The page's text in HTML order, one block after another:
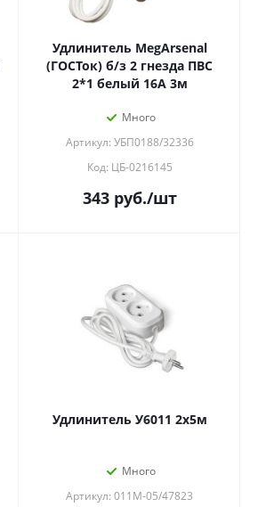
Удлинитель MegArsenal
(ГОСТок) б/з 2 гнезда ПВС
2*1 белый 16А 3м
Много
Артикул: УБП0188/32336
Код: ЦБ-0216145
343руб./шт
Удлинитель У6011 2х5м
Много
Артикул: 011М-05/47823